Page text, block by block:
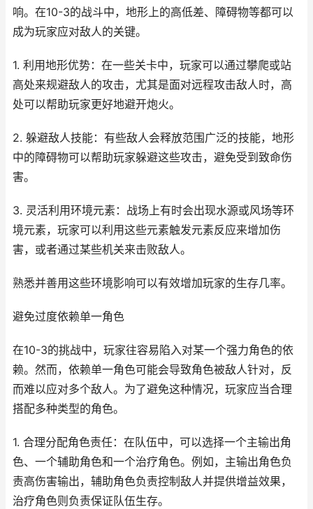
响。在10-3的战斗中，地形上的高低差、障碍物等都可以
成为玩家应对敌人的关键。
1. 利用地形优势：在一些关卡中，玩家可以通过攀爬或站
高处来规避敌人的攻击，尤其是面对远程攻击敌人时，高
处可以帮助玩家更好地避开炮火。
2. 躲避敌人技能：有些敌人会释放范围广泛的技能，地形
中的障碍物可以帮助玩家躲避这些攻击，避免受到致命伤
害。
3. 灵活利用环境元素：战场上有时会出现水源或风场等环
境元素，玩家可以利用这些元素触发元素反应来增加伤
害，或者通过某些机关来击败敌人。
熟悉并善用这些环境影响可以有效增加玩家的生存几率。
避免过度依赖单一角色
在10-3的挑战中，玩家往容易陷入对某一个强力角色的依
赖。然而，依赖单一角色可能会导致角色被敌人针对，反
而难以应对多个敌人。为了避免这种情况，玩家应当合理
搭配多种类型的角色。
1. 合理分配角色责任：在队伍中，可以选择一个主输出角
色、一个辅助角色和一个治疗角色。例如，主输出角色负
责高伤害输出，辅助角色负责控制敌人并提供增益效果，
治疗角色则负责保证队伍生存。